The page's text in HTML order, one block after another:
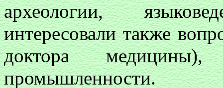
археологии,
интересовали также
доктора
промышленности.